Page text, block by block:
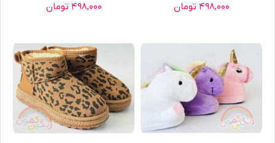
۴۹۸,۰۰۰ تومان ۴۹۸,۰۰۰ تومان